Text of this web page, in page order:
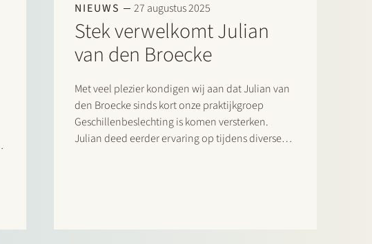
NIEUWS 27 augustus 2025
Stek verwelkomt Julian
van den Broecke
Met veel plezier kondigen wij aan dat Julian van
den Broecke sinds kort onze praktijkgroep
Geschillenbeslechting is komen versterken.
Julian deed eerder ervaring op tijdens diverse